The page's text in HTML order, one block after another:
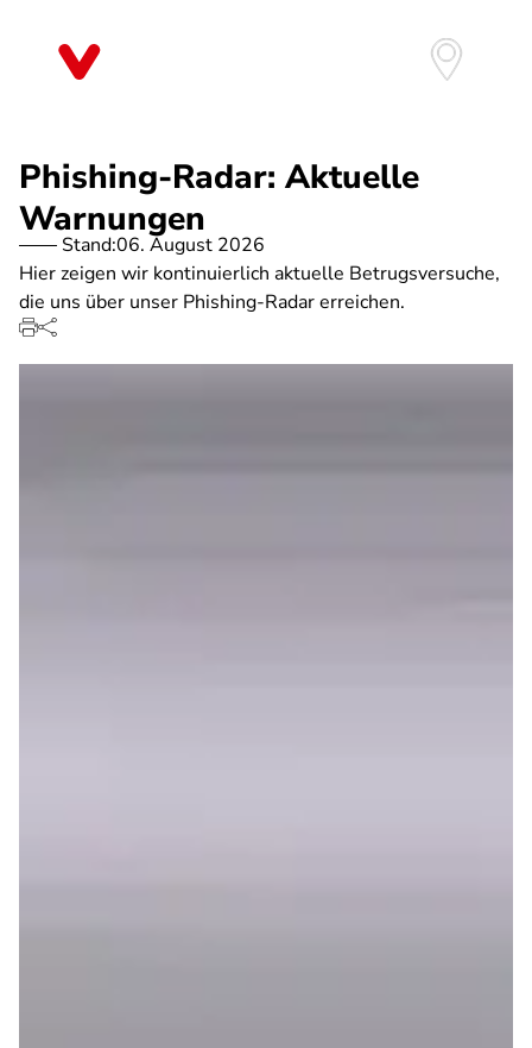
Phishing-Radar: Aktuelle
Warnungen
Stand:06. August 2026
Hier zeigen wir kontinuierlich aktuelle Betrugsversuche,
die uns über unser Phishing-Radar erreichen.